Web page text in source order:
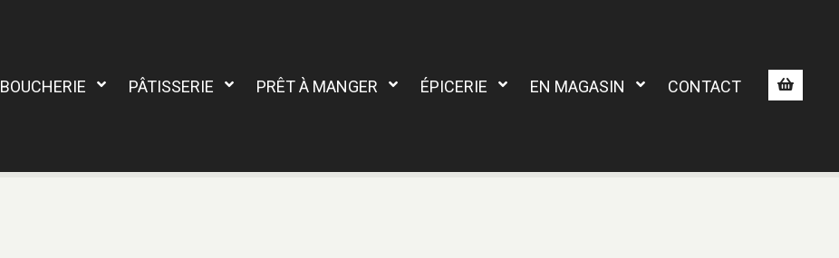
BOUCHERIE PÂTISSERIE PRÊT À MANGER ÉPICERIE EN MAGASIN CONTACT